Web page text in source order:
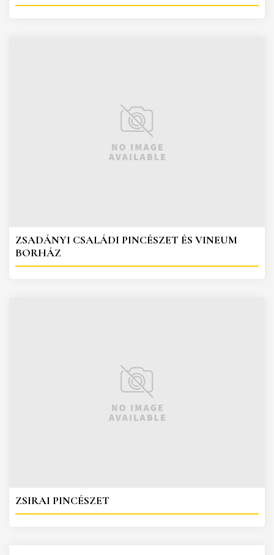
ZSADÁNYI CSALÁDI PINCÉSZET ÉS VINEUM
BORHÁZ
ZSIRAI PINCÉSZET